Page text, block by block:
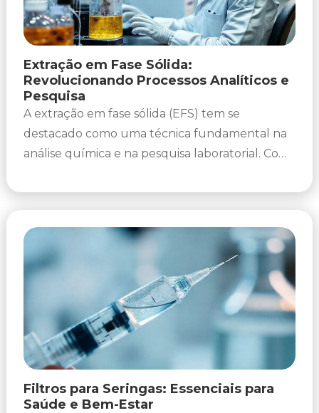
Extração em Fase Sólida:
Revolucionando Processos Analíticos e
Pesquisa
A extração em fase sólida (EFS) tem se
destacado como uma técnica fundamental na
análise química e na pesquisa laboratorial. Com
Filtros para Seringas: Essenciais para
Saúde e Bem-Estar